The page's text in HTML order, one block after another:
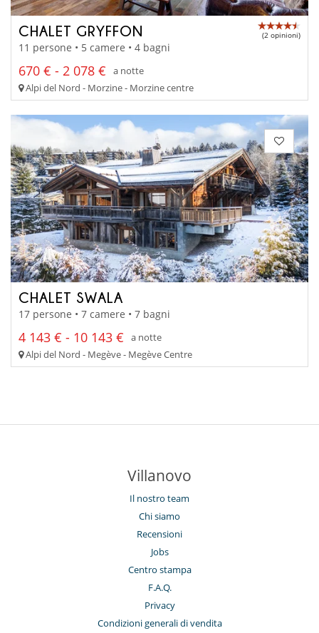
CHALET GRYFFON (2 opinioni)
11 persone • 5 camere • 4 bagni
670 € - 2 078 €
a notte
Alpi del Nord - Morzine - Morzine centre
CHALET SWALA
17 persone • 7 camere • 7 bagni
4 143 € - 10 143 €
a notte
Alpi del Nord - Megève - Megève Centre
Villanovo
Il nostro team
Chi siamo
Recensioni
Jobs
Centro stampa
F.A.Q.
Privacy
Condizioni generali di vendita